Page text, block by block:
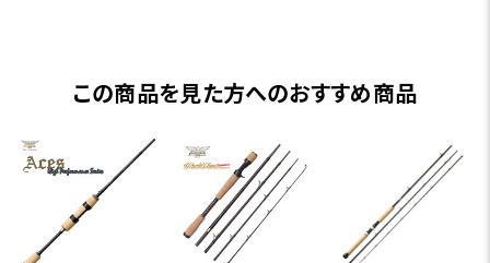
この商品を見た方へのおすすめ商品